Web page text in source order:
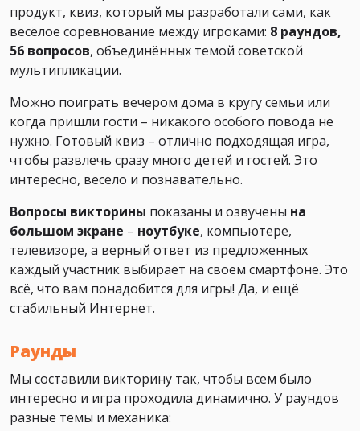
продукт, квиз, который мы разработали сами, как
весёлое соревнование между игроками: 8 раундов,
56 вопросов, объединённых темой советской
мультипликации.
Можно поиграть вечером дома в кругу семьи или
когда пришли гости – никакого особого повода не
нужно. Готовый квиз – отлично подходящая игра,
чтобы развлечь сразу много детей и гостей. Это
интересно, весело и познавательно.
Вопросы викторины показаны и озвучены на
большом экране – ноутбуке, компьютере,
телевизоре, а верный ответ из предложенных
каждый участник выбирает на своем смартфоне. Это
всё, что вам понадобится для игры! Да, и ещё
стабильный Интернет.
Раунды
Мы составили викторину так, чтобы всем было
интересно и игра проходила динамично. У раундов
разные темы и механика: